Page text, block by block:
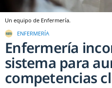
Un equipo de Enfermería.
ENFERMERÍA
Enfermería
sistema para
competencias